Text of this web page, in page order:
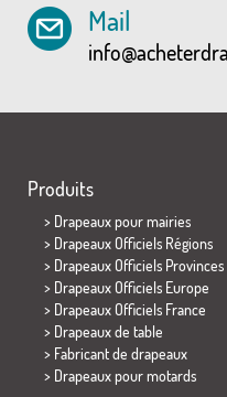
Mail
Produits
> Drapeaux pour mairies
> Drapeaux Officiels Régions
> Drapeaux Officiels Provinces
> Drapeaux Officiels Europe
> Drapeaux Officiels France
> Drapeaux de table
> Fabricant de drapeaux
> Drapeaux pour motards